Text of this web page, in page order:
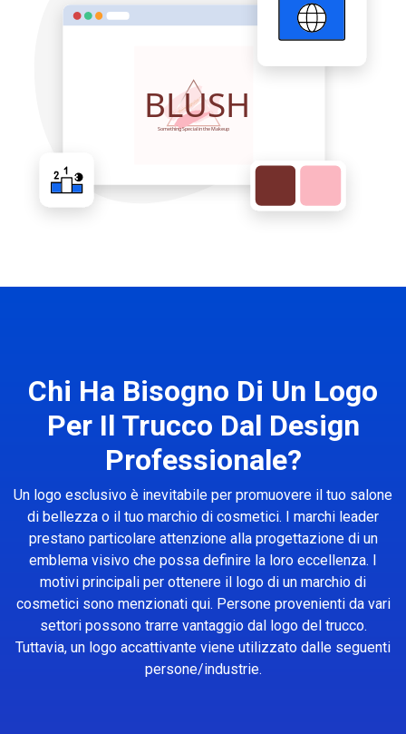
Chi Ha Bisogno Di Un Logo
Per Il Trucco Dal Design
Professionale?
Un logo esclusivo è inevitabile per promuovere il tuo salone
di bellezza o il tuo marchio di cosmetici. I marchi leader
prestano particolare attenzione alla progettazione di un
emblema visivo che possa definire la loro eccellenza. I
motivi principali per ottenere il logo di un marchio di
cosmetici sono menzionati qui. Persone provenienti da vari
settori possono trarre vantaggio dal logo del trucco.
Tuttavia, un logo accattivante viene utilizzato dalle seguenti
persone/industrie.